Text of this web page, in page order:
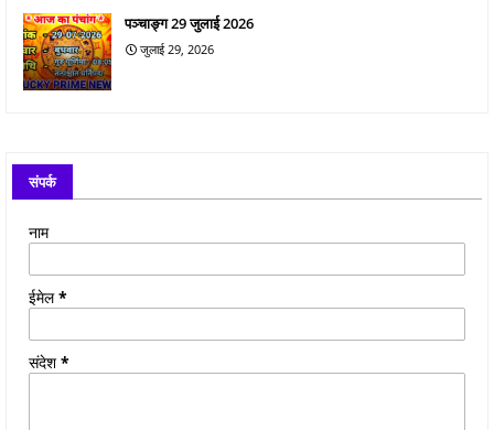
पञ्चाङ्ग 29 जुलाई 2026
जुलाई 29, 2026
संपर्क
नाम
ईमेल*
संदेश*